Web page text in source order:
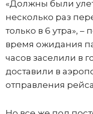
«Должны были
несколько раз
только в 6 утра», –
время ожидания
часов заселили в
доставили в
отправления